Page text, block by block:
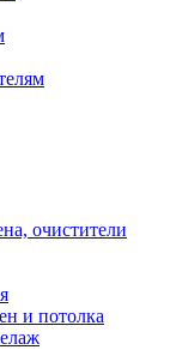
очистители
и потолка